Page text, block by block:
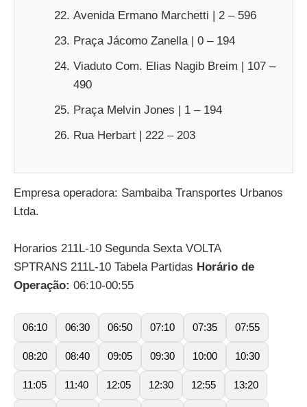
Avenida Ermano Marchetti | 2 – 596
Praça Jácomo Zanella | 0 – 194
Viaduto Com. Elias Nagib Breim | 107 –
490
Praça Melvin Jones | 1 – 194
Rua Herbart | 222 – 203
Empresa operadora: Sambaiba Transportes Urbanos
Ltda.
Horarios 211L-10 Segunda Sexta VOLTA
SPTRANS 211L-10 Tabela Partidas Horário de
Operação: 06:10-00:55
06:10 06:30 06:50 07:10 07:35 07:55
08:20 08:40 09:05 09:30 10:00 10:30
11:05 11:40 12:05 12:30 12:55 13:20